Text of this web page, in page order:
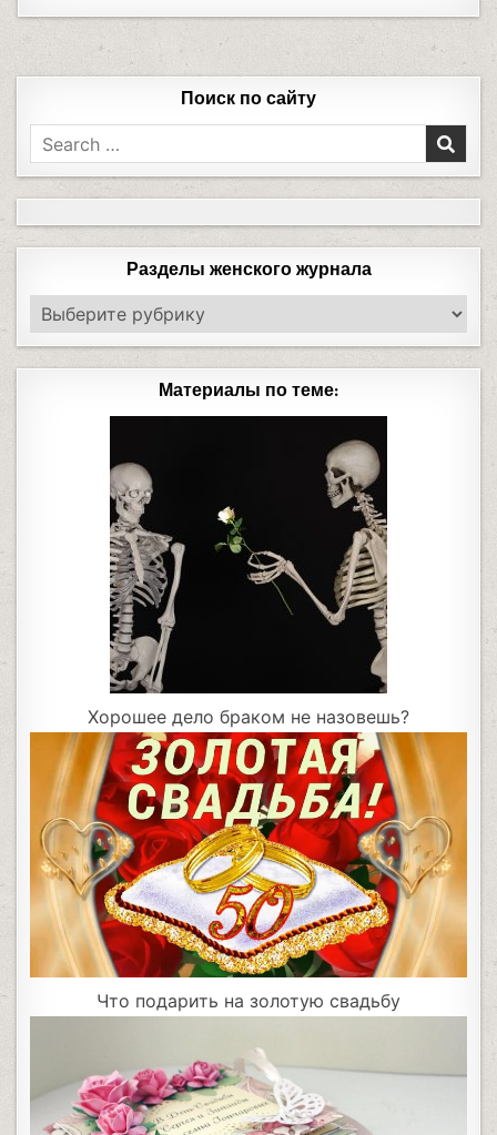
Поиск по сайту
Разделы женского журнала
Материалы по теме:
Хорошее дело браком не назовешь?
Что подарить на золотую свадьбу